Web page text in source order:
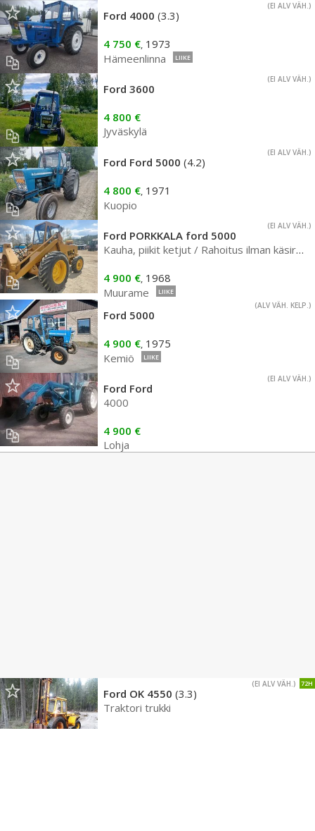
(EI ALV VÄH.)
Ford 4000 (3.3)
4 750 €, 1973
Hämeenlinna
LIIKE
(EI ALV VÄH.)
Ford 3600
4 800 €
Jyväskylä
(EI ALV VÄH.)
Ford Ford 5000 (4.2)
4 800 €, 1971
Kuopio
(EI ALV VÄH.)
Ford PORKKALA ford 5000
Kauha, piikit ketjut / Rahoitus ilman käsirahaa
4 900 €, 1968
Muurame
LIIKE
(ALV VÄH. KELP.)
Ford 5000
4 900 €, 1975
Kemiö
LIIKE
(EI ALV VÄH.)
Ford Ford
4000
4 900 €
Lohja
72H
(EI ALV VÄH.)
Ford OK 4550 (3.3)
Traktori trukki